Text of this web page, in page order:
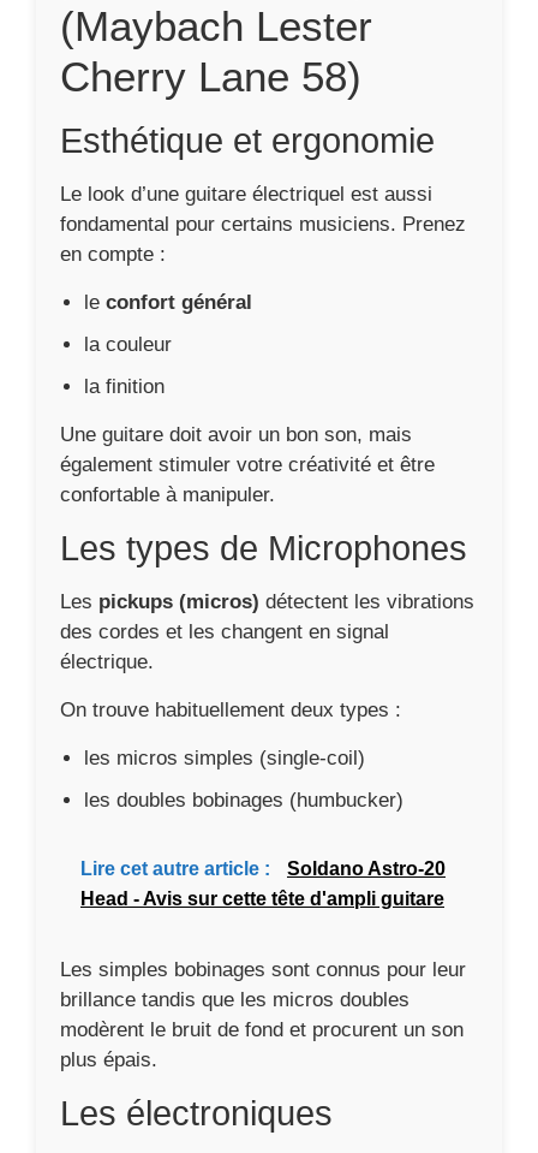
(Maybach Lester
Cherry Lane 58)
Esthétique et ergonomie
Le look d’une guitare électriquel est aussi
fondamental pour certains musiciens. Prenez
en compte :
le confort général
la couleur
la finition
Une guitare doit avoir un bon son, mais
également stimuler votre créativité et être
confortable à manipuler.
Les types de Microphones
Les pickups (micros) détectent les vibrations
des cordes et les changent en signal
électrique.
On trouve habituellement deux types :
les micros simples (single-coil)
les doubles bobinages (humbucker)
Lire cet autre article :
Soldano Astro-20
Head - Avis sur cette tête d'ampli guitare
Les simples bobinages sont connus pour leur
brillance tandis que les micros doubles
modèrent le bruit de fond et procurent un son
plus épais.
Les électroniques